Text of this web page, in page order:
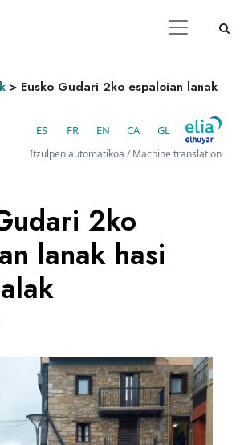
> Eusko Gudari 2ko espaloian lanak
ES FR EN CA GL
Itzulpen automatikoa / Machine translation
2ko
lanak hasi